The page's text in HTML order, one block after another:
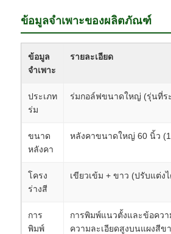
ข้อมูลจำเพาะของผลิตภัณฑ์
ข้อมูล
จำเพาะ
รายละเอียด
ประเภท
ร่ม
ร่มกอล์ฟขนาดใหญ่ (รุ่นที่ร
ขนาด
หลังคา
หลังคาขนาดใหญ่ 60 นิ้ว
โครง
ร่างสี
เขียวเข้ม + ขาว (ปรับแต่ง
การ
พิมพ์
การพิมพ์แนวตั้งและข้อคว
ความละเอียดสูงบนแผงสีข